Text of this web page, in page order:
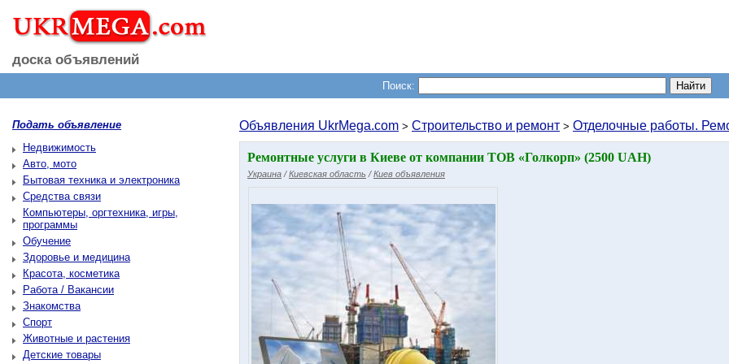
доска объявлений
Поиск:
Подать объявление
Недвижимость
Авто, мото
Бытовая техника и электроника
Средства связи
Компьютеры, оргтехника, игры,
программы
Обучение
Здоровье и медицина
Красота, косметика
Работа / Вакансии
Знакомства
Спорт
Животные и растения
Детские товары
Объявления UkrMega.com > Строительство и ремонт > Отделочные работы.
Ремонтные услуги в Киеве от компании ТОВ «Голкорп» (2500 UAH)
Украина /Киевская область /Киев объявления